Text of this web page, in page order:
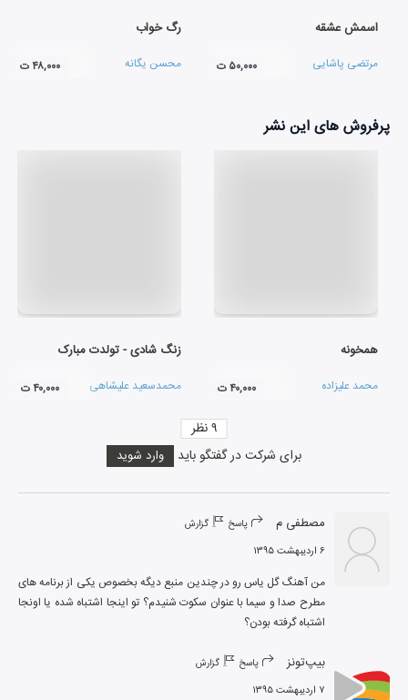
اسمش عشقه
مرتضی پاشایی ۵۰,۰۰۰ ت
رگ خواب
محسن یگانه ۴۸,۰۰۰ ت
پرفروش های این نشر
همخونه
محمد علیزاده ۴۰,۰۰۰ ت
زنگ شادی - تولدت مبارک
محمدسعید علیشاهی ۴۰,۰۰۰ ت
برای شرکت در گفتگو باید وارد شوید
۹نظر
مصطفی م پاسخ گزارش
۶ اردیبهشت ۱۳۹۵
من آهنگ گل یاس رو در چندین منبع دیگه بخصوص یکی از برنامه های
مطرح صدا و سیما با عنوان سکوت شنیدم؟ تو اینجا اشتباه شده یا اونجا
اشتباه گرفته بودن؟
بیپ‌تونز پاسخ گزارش
۷ اردیبهشت ۱۳۹۵